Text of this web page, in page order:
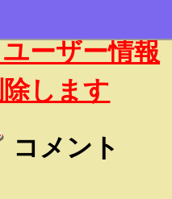
ーザー情報
します
コメント